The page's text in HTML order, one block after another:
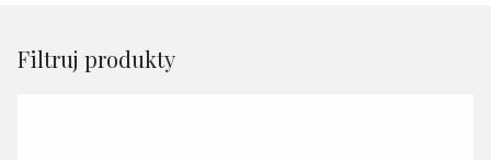
Filtruj produkty